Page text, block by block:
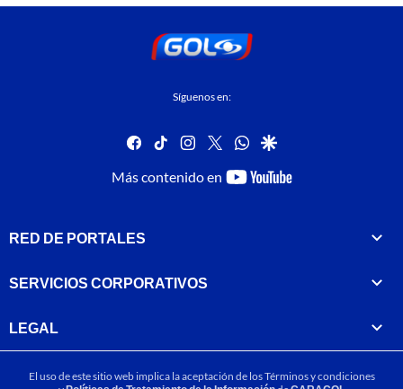
Síguenos en:
facebook
tiktok instagram
twitterwhatsapp
google
Más contenido en
youtube-
RED DE PORTALES
SERVICIOS CORPORATIVOS
LEGAL
El uso de este sitio web implica la aceptación de losTérminos y condiciones